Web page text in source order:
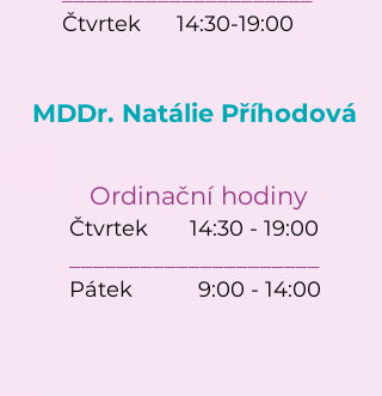
Čtvrtek 14:30-19:00
MDDr. Natálie Příhodová
Ordinační hodiny
Čtvrtek 14:30 - 19:00
Pátek 9:00 - 14:00